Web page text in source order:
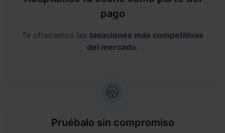
pago
Te ofrecemos las tasaciones más competitivas
del mercado.
Pruébalo sin compromiso